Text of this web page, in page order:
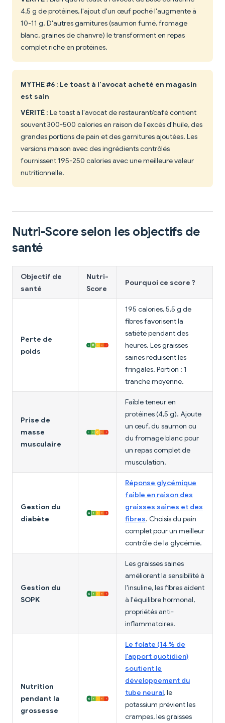
4,5 g de protéines, l'ajout d'un œuf poché l'augmente à
10-11 g. D'autres garnitures (saumon fumé, fromage
blanc, graines de chanvre) le transforment en repas
complet riche en protéines.
MYTHE #6 : Le toast à l'avocat acheté en magasin
est sain
VÉRITÉ : Le toast à l'avocat de restaurant/café contient
souvent 300-500 calories en raison de l'excès d'huile, des
grandes portions de pain et des garnitures ajoutées. Les
versions maison avec des ingrédients contrôlés
fournissent 195-250 calories avec une meilleure valeur
nutritionnelle.
Nutri-Score selon les objectifs de
santé
Objectif de
santé
Nutri-
Score
Pourquoi ce score ?
Perte de
poids
195 calories, 5,5 g de
fibres favorisent la
satiété pendant des
heures. Les graisses
saines réduisent les
fringales. Portion : 1
tranche moyenne.
Prise de
masse
musculaire
Faible teneur en
protéines (4,5 g). Ajoute
un œuf, du saumon ou
du fromage blanc pour
un repas complet de
musculation.
Gestion du
diabète
Réponse glycémique
faible en raison des
graisses saines et des
fibres. Choisis du pain
complet pour un meilleur
contrôle de la glycémie.
Gestion du
SOPK
Les graisses saines
améliorent la sensibilité à
l'insuline, les fibres aident
à l'équilibre hormonal,
propriétés anti-
inflammatoires.
Nutrition
pendant la
grossesse
Le folate (14 % de
l'apport quotidien)
soutient le
développement du
tube neural, le
potassium prévient les
crampes, les graisses